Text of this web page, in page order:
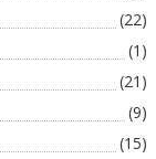
(22)
(1)
(21)
(9)
(15)